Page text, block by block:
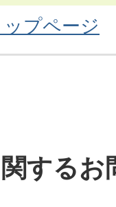
プページ
するお